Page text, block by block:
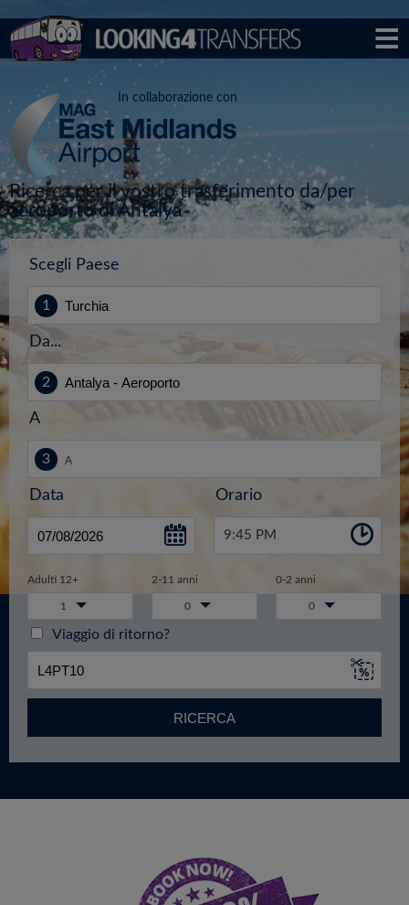
In collaborazione con
Ricerca per il vostro trasferimento da/per
aeroporto di Antalya
Scegli Paese
Da...
A
Data Orario
9:45 PM
Adulti 12+ 2-11 anni 0-2 anni
1 0 0
Viaggio di ritorno?
RICERCA